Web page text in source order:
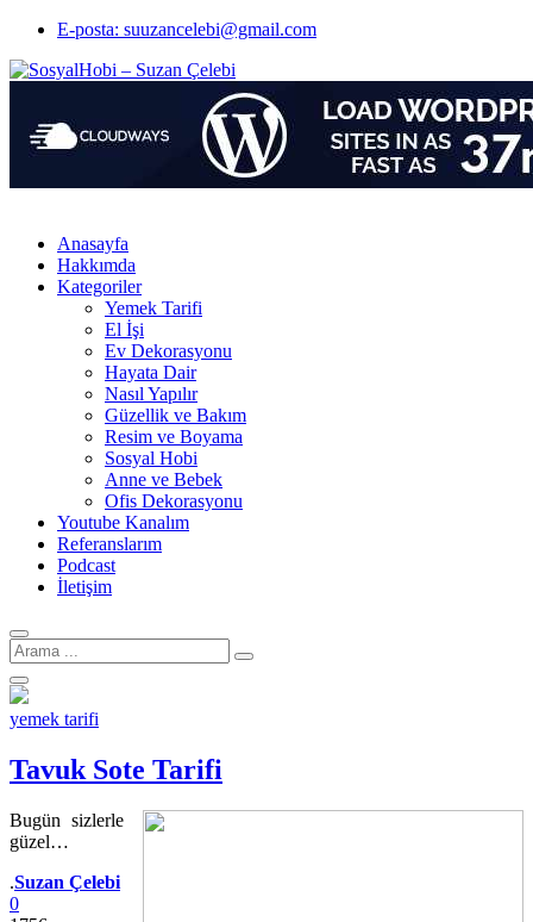
E-posta: suuzancelebi@gmail.com
Anasayfa
Hakkımda
Kategoriler
Yemek Tarifi
El İşi
Ev Dekorasyonu
Hayata Dair
Nasıl Yapılır
Güzellik ve Bakım
Resim ve Boyama
Sosyal Hobi
Anne ve Bebek
Ofis Dekorasyonu
Youtube Kanalım
Referanslarım
Podcast
İletişim
Arama
için:
yemek tarifi
Tavuk Sote Tarifi
Bugün sizlerle
güzel…
Yazar
.Suzan Çelebi
0